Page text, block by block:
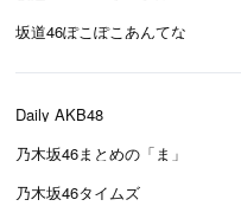
坂道46ぽこぽこあんてな
Daily AKB48
乃木坂46まとめの「ま」
乃木坂46タイムズ